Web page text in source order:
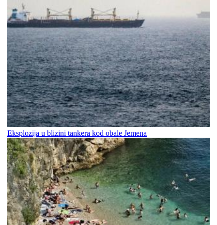
Eksplozija u blizini tankera kod obale Jemena